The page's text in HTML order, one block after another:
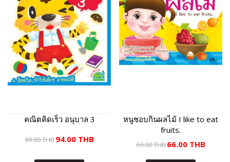
คณิตคิดเร็ว อนุบาล 3
99.00 THB94.00 THB
หนูชอบกินผลไม้ I like to eat
fruits.
69.00 THB66.00 THB